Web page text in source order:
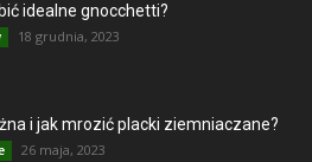
idealne gnocchetti?
18 grudnia, 2023
i jak mrozić placki ziemniaczane?
26 maja, 2023